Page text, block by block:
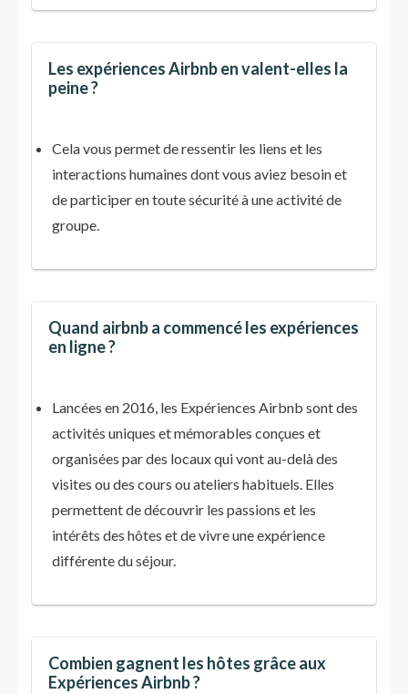
Les expériences Airbnb en valent-elles la
peine ?
Cela vous permet de ressentir les liens et les
interactions humaines dont vous aviez besoin et
de participer en toute sécurité à une activité de
groupe.
Quand airbnb a commencé les expériences
en ligne ?
Lancées en 2016, les Expériences Airbnb sont des
activités uniques et mémorables conçues et
organisées par des locaux qui vont au-delà des
visites ou des cours ou ateliers habituels. Elles
permettent de découvrir les passions et les
intérêts des hôtes et de vivre une expérience
différente du séjour.
Combien gagnent les hôtes grâce aux
Expériences Airbnb ?